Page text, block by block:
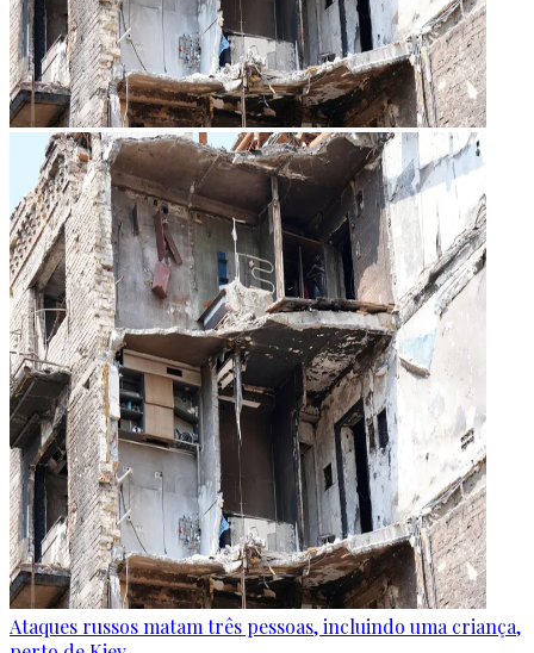
Ataques russos matam três pessoas, incluindo uma criança,